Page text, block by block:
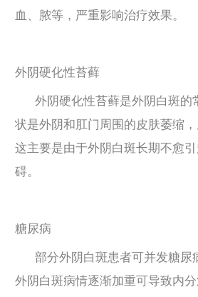
血、脓等，严重影响治疗效果。
外阴硬化性苔藓
外阴硬化性苔藓是外阴白斑的
状是外阴和肛门周围的皮肤萎缩，
这主要是由于外阴白斑长期不愈
碍。
糖尿病
部分外阴白斑患者可并发糖尿
外阴白斑病情逐渐加重可导致内